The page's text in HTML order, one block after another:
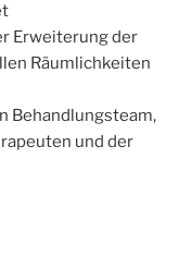
Erweiterung der
Räumlichkeiten
Behandlungsteam,
und der